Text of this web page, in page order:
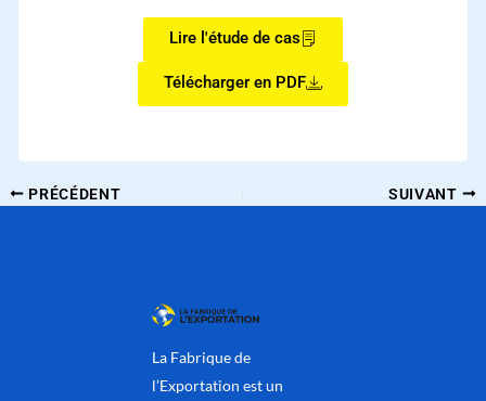
Lire l'étude de cas
Télécharger en PDF
PRÉCÉDENT SUIVANT
La Fabrique de
l’Exportation est un